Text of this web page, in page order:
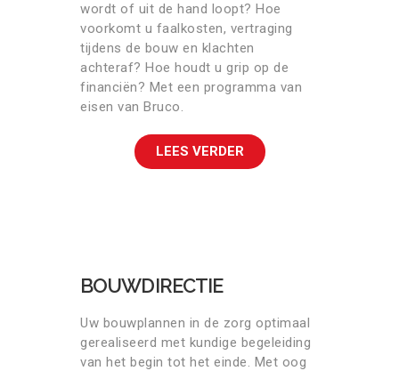
wordt of uit de hand loopt? Hoe
voorkomt u faalkosten, vertraging
tijdens de bouw en klachten
achteraf? Hoe houdt u grip op de
financiën? Met een programma van
eisen van Bruco.
LEES VERDER
BOUWDIRECTIE
Uw bouwplannen in de zorg optimaal
gerealiseerd met kundige begeleiding
van het begin tot het einde. Met oog